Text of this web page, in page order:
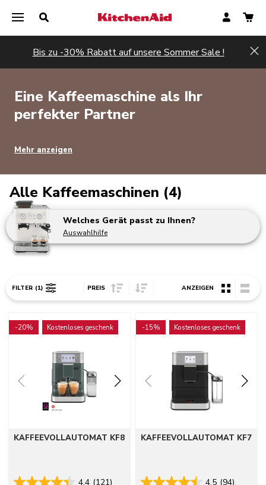
Bis zu -30% Rabatt auf unsere Sommer Sale !
Eine Kaffeemaschine als Ihr
perfekter Partner
Mehr anzeigen
Alle Kaffeemaschinen (4)
Welches Gerät passt zu Ihnen?
Auswahlhilfe
FILTER (1) PREIS Sort Price ascending
Sort Price descending
ANZEIGEN
-20% Kostenloses geschenk
KAFFEEVOLLAUTOMAT KF8
4.4 (121)
-15% Kostenloses geschenk
KAFFEEVOLLAUTOMAT KF7
4.5 (94)